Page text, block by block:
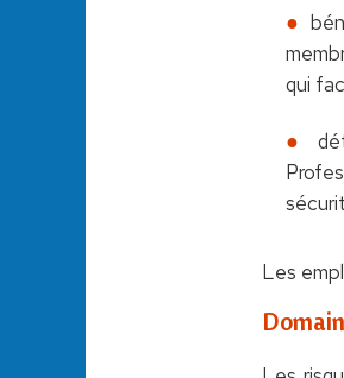
qui
Les